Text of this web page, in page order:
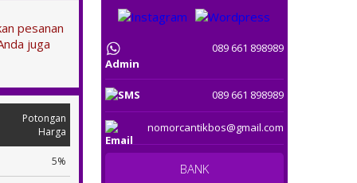
pesanan
juga
Potongan
Harga
5%
Admin
089 661 898989
089 661 898989
nomorcantikbos@gmail.com
BANK
0819 1899 1168
0821 7567 7567
0852 1070 4040
08 226 228 2228
08 2233 5757